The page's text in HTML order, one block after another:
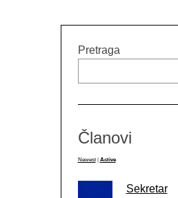
Pretraga
Članovi
Newest | Active
Sekretar